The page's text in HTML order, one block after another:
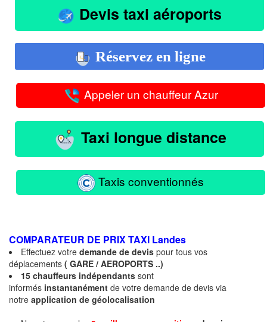
Devis taxi aéroports
Réservez en ligne
Appeler un chauffeur Azur
Taxi longue distance
Taxis conventionnés
COMPARATEUR DE PRIX TAXI Landes
Effectuez votre demande de devis pour tous vos
déplacements ( GARE / AEROPORTS ..)
15 chauffeurs indépendants sont
informés instantanément de votre demande de devis via
notre application de géolocalisation